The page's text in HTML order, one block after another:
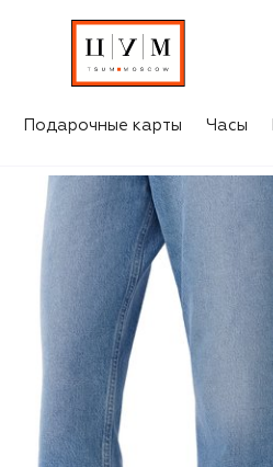
Подарочные карты Часы